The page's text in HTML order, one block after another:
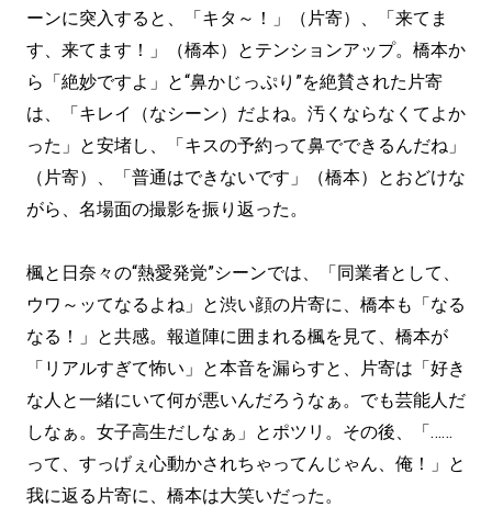
ーンに突入すると、「キタ～！」（片寄）、「来てま
す、来てます！」（橋本）とテンションアップ。橋本か
ら「絶妙ですよ」と“鼻かじっぷり”を絶賛された片寄
は、「キレイ（なシーン）だよね。汚くならなくてよか
った」と安堵し、「キスの予約って鼻でできるんだね」
（片寄）、「普通はできないです」（橋本）とおどけな
がら、名場面の撮影を振り返った。
楓と日奈々の“熱愛発覚”シーンでは、「同業者として、
ウワ～ッてなるよね」と渋い顔の片寄に、橋本も「なる
なる！」と共感。報道陣に囲まれる楓を見て、橋本が
「リアルすぎて怖い」と本音を漏らすと、片寄は「好き
な人と一緒にいて何が悪いんだろうなぁ。でも芸能人だ
しなぁ。女子高生だしなぁ」とポツリ。その後、「……
って、すっげぇ心動かされちゃってんじゃん、俺！」と
我に返る片寄に、橋本は大笑いだった。